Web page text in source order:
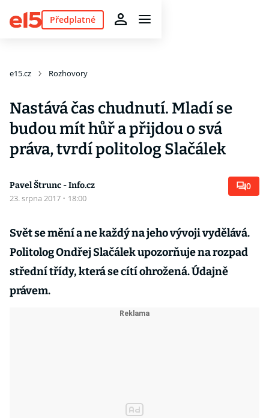
Předplatné
e15.cz Rozhovory
Nastává čas chudnutí. Mladí se
budou mít hůř a přijdou o svá
práva, tvrdí politolog Slačálek
Pavel Štrunc - Info.cz
23. srpna 2017 · 18:00
0
Svět se mění a ne každý na jeho vývoji vydělává.
Politolog Ondřej Slačálek upozorňuje na rozpad
střední třídy, která se cítí ohrožená. Údajně
právem.